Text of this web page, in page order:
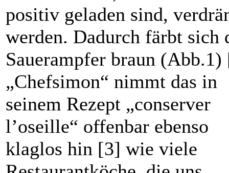
positiv geladen sind,
werden. Dadurch färbt sich
Sauerampfer braun
„Chefsimon“ nimmt das in
seinem Rezept „conserver
l’oseille“ offenbar ebenso
klaglos hin [3] wie viele